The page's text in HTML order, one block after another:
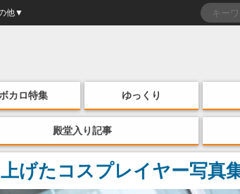
他▼
ボカロ特集 ゆっくり
殿堂入り記事
げたコスプレイヤー写真